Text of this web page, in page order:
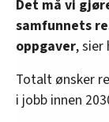
Det må vi
samfunnets
oppgaver, sier
Totalt ønsker
i jobb innen